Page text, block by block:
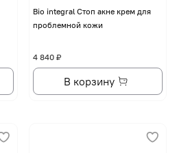
Bio integral Стоп акне крем для
проблемной кожи
4 840 ₽
В корзину